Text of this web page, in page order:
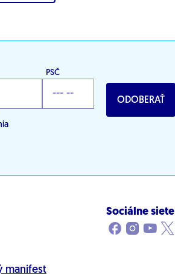
PSČ
ODOBERAŤ
manifest
Sociálne siete